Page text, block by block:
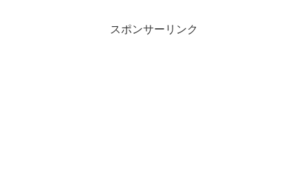
スポンサーリンク